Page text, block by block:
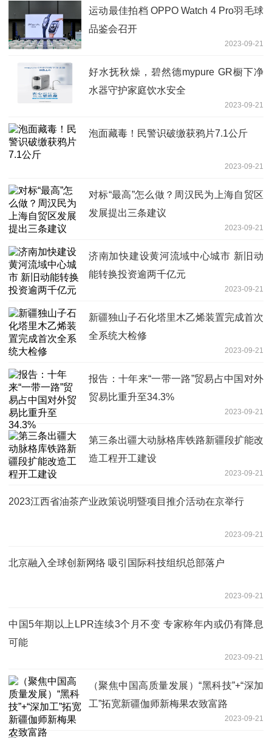
运动最佳拍档 OPPO Watch 4 Pro羽毛球
品鉴会召开
2023-09-21
好水抚秋燥，碧然德mypure GR橱下净
水器守护家庭饮水安全
2023-09-21
泡面藏毒！民警识破缴获鸦片7.1公斤
2023-09-21
对标“最高”怎么做？周汉民为上海自贸区
发展提出三条建议
2023-09-21
济南加快建设黄河流域中心城市 新旧动
能转换投资逾两千亿元
2023-09-21
新疆独山子石化塔里木乙烯装置完成首次
全系统大检修
2023-09-21
报告：十年来“一带一路”贸易占中国对外
贸易比重升至34.3%
2023-09-21
第三条出疆大动脉格库铁路新疆段扩能改
造工程开工建设
2023-09-21
2023江西省油茶产业政策说明暨项目推介活动在京举行
2023-09-21
北京融入全球创新网络 吸引国际科技组织总部落户
2023-09-21
中国5年期以上LPR连续3个月不变 专家称年内或仍有降息
可能
2023-09-21
（聚焦中国高质量发展）“黑科技”+“深加
工”拓宽新疆伽师新梅果农致富路
2023-09-21